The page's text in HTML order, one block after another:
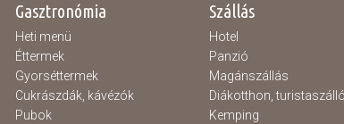
Gasztronómia
Heti menü
Éttermek
Gyorséttermek
Cukrászdák, kávézók
Pubok
Szállás
Hotel
Panzió
Magánszállás
Diákotthon, turistaszálló
Kemping